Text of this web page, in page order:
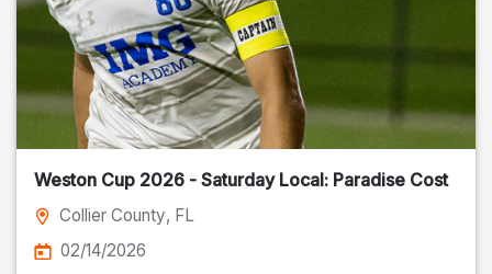
Weston Cup 2026 - Saturday Local: Paradise Cost
Collier County, FL
02/14/2026